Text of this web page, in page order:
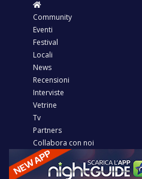
Community
Eventi
Festival
Locali
News
Recensioni
Interviste
Vetrine
Tv
Partners
Collabora con noi